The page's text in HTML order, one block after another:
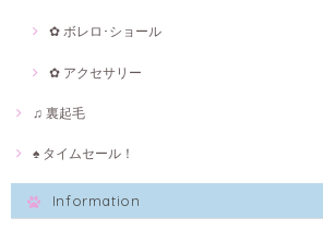
✿ ボレロ･ショール
✿ アクセサリー
♫ 裏起毛
♠ タイムセール！
Information